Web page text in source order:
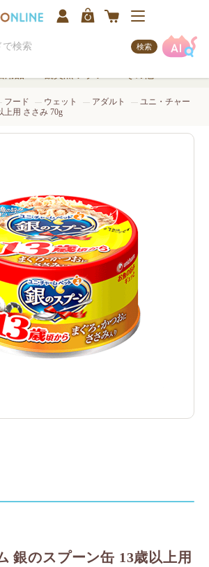
検索
フード ウェット アダルト
ユニ・チャー
上用 ささみ 70g
銀のスプーン缶 13歳以上用